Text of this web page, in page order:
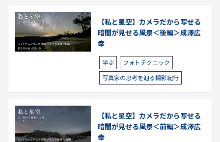
【私と星空】カメラだから写せる
暗闇が見せる風景＜後編＞成澤広
幸
学ぶ フォトテクニック
写真家の思考を辿る撮影紀行
【私と星空】カメラだから写せる
暗闇が見せる風景＜前編＞成澤広
幸